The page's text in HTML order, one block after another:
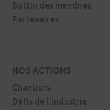
Bottin des membres
Partenaires
NOS ACTIONS
Chantiers
Défis de l'industrie